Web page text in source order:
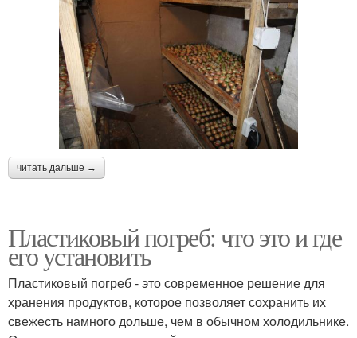
читать дальше →
Пластиковый погреб: что это и где
его установить
Пластиковый погреб - это современное решение для
хранения продуктов, которое позволяет сохранить их
свежесть намного дольше, чем в обычном холодильнике.